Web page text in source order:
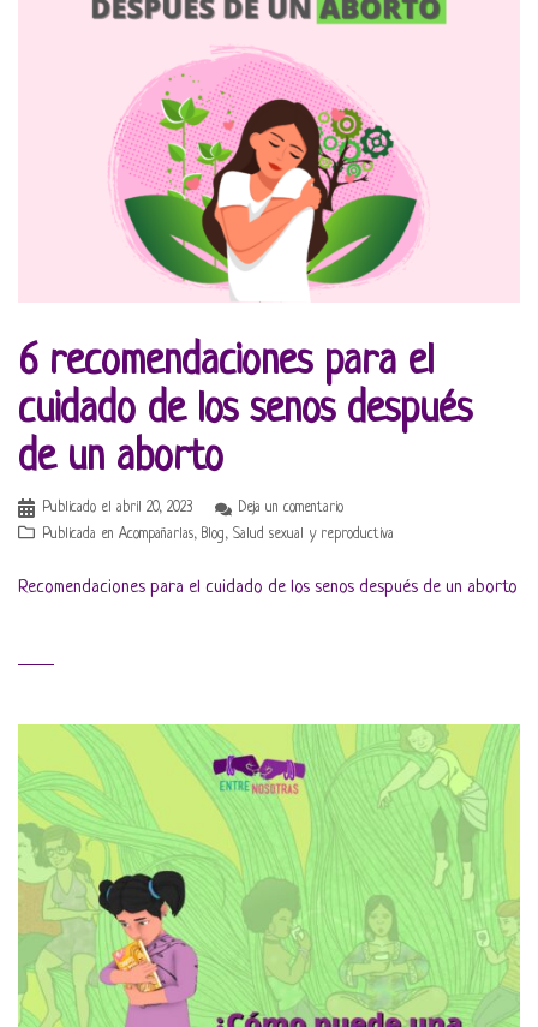
6 recomendaciones para el
cuidado de los senos después
de un aborto
Publicado el abril 20, 2023
Deja un comentario
Publicada en Acompañarlas, Blog, Salud sexual y reproductiva
Recomendaciones para el cuidado de los senos después de un aborto